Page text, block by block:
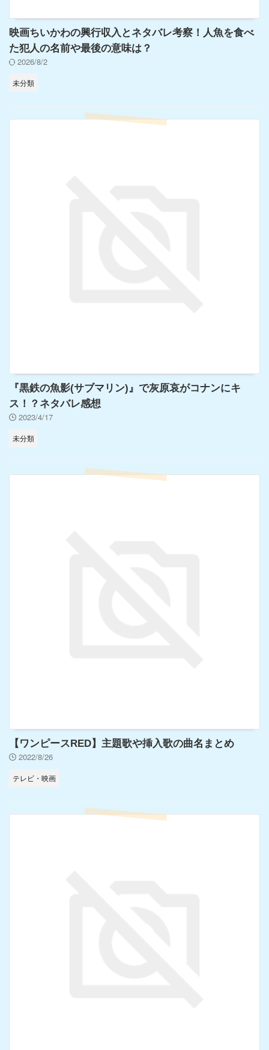
映画ちいかわの興行収入とネタバレ考察！人魚を食べ
た犯人の名前や最後の意味は？
2026/8/2
未分類
『黒鉄の魚影(サブマリン)』で灰原哀がコナンにキ
ス！？ネタバレ感想
2023/4/17
未分類
【ワンピースRED】主題歌や挿入歌の曲名まとめ
2022/8/26
テレビ・映画